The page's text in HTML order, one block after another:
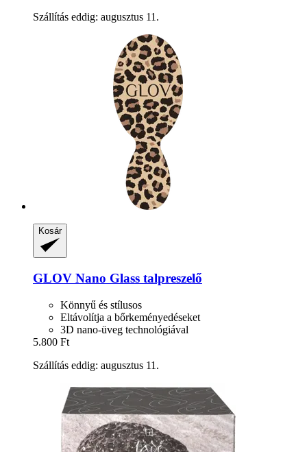
Szállítás eddig: augusztus 11.
Kosár
GLOV Nano Glass talpreszelő
Könnyű és stílusos
Eltávolítja a bőrkeményedéseket
3D nano-üveg technológiával
5.800 Ft
Szállítás eddig: augusztus 11.